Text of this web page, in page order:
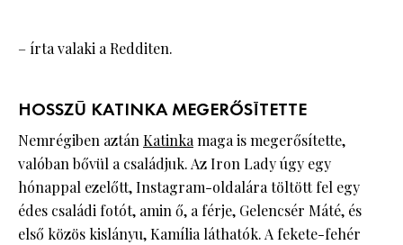
– írta valaki a Redditen.
HOSSZÚ KATINKA MEGERŐSÍTETTE
Nemrégiben aztánKatinkamaga is megerősítette,
valóban bővül a családjuk. Az Iron Lady úgy egy
hónappal ezelőtt, Instagram-oldalára töltött fel egy
édes családi fotót, amin ő, a férje, Gelencsér Máté, és
első közös kislányu, Kamília láthatók. A fekete-fehér